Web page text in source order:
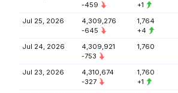
-459
+1
Jul 25, 2026
4,309,276
-645
1,764
+4
Jul 24, 2026
4,309,921
-753
1,760
Jul 23, 2026
4,310,674
-327
1,760
+1